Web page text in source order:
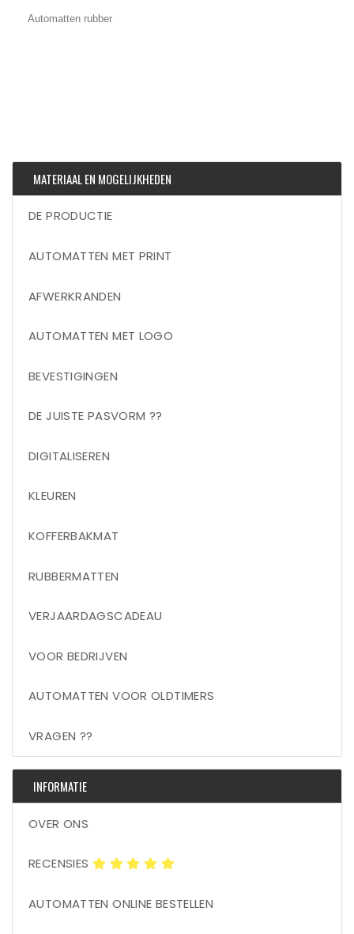
Automatten rubber
MATERIAAL EN MOGELIJKHEDEN
DE PRODUCTIE
AUTOMATTEN MET PRINT
AFWERKRANDEN
AUTOMATTEN MET LOGO
BEVESTIGINGEN
DE JUISTE PASVORM ??
DIGITALISEREN
KLEUREN
KOFFERBAKMAT
RUBBERMATTEN
VERJAARDAGSCADEAU
VOOR BEDRIJVEN
AUTOMATTEN VOOR OLDTIMERS
VRAGEN ??
INFORMATIE
OVER ONS
RECENSIES
AUTOMATTEN ONLINE BESTELLEN